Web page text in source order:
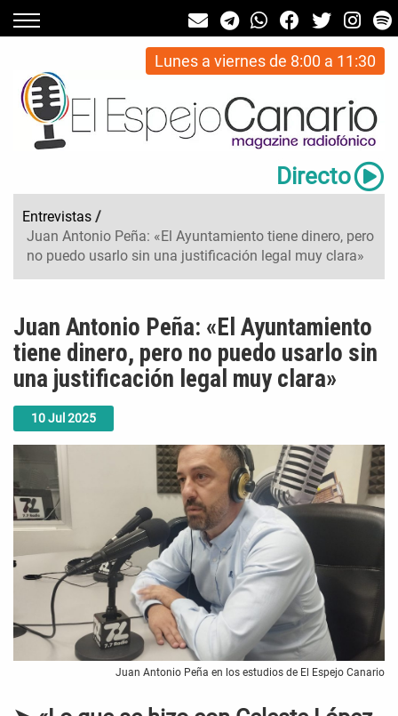
Lunes a viernes de 8:00 a 11:30
Directo
Entrevistas /
Juan Antonio Peña: «El Ayuntamiento tiene dinero, pero
no puedo usarlo sin una justificación legal muy clara»
10Jul 2025
Juan Antonio Peña: «El Ayuntamiento
tiene dinero, pero no puedo usarlo sin
una justificación legal muy clara»
Juan Antonio Peña en los estudios de El Espejo Canario